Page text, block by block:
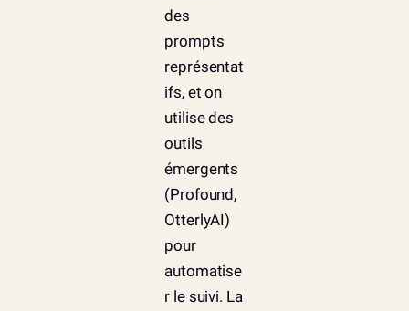
des
prompts
représentat
ifs, et on
utilise des
outils
émergents
(Profound,
OtterlyAI)
pour
automatise
r le suivi. La